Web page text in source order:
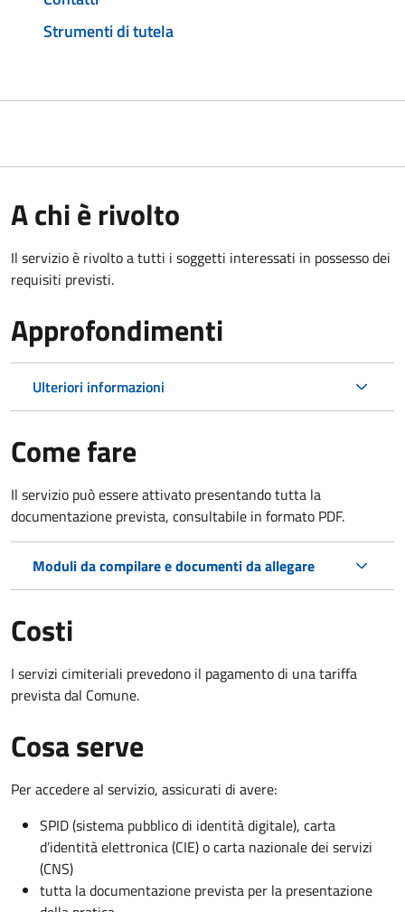
Strumenti di tutela
A chi è rivolto
Il servizio è rivolto a tutti i soggetti interessati in possesso dei
requisiti previsti.
Approfondimenti
Ulteriori informazioni
Come fare
Il servizio può essere attivato presentando tutta la
documentazione prevista, consultabile in formato PDF.
Moduli da compilare e documenti da allegare
Costi
I servizi cimiteriali prevedono il pagamento di una tariffa
prevista dal Comune.
Cosa serve
Per accedere al servizio, assicurati di avere:
SPID (sistema pubblico di identità digitale), carta
d’identità elettronica (CIE) o carta nazionale dei servizi
(CNS)
tutta la documentazione prevista per la presentazione